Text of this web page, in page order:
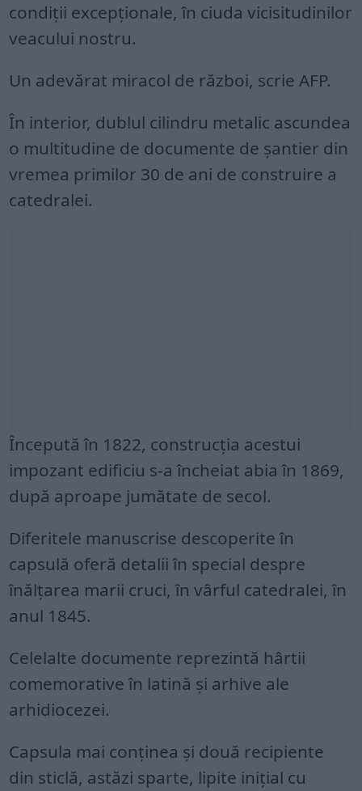
condiții excepționale, în ciuda vicisitudinilor
veacului nostru.
Un adevărat miracol de război, scrie AFP.
În interior, dublul cilindru metalic ascundea
o multitudine de documente de șantier din
vremea primilor 30 de ani de construire a
catedralei.
Începută în 1822, construcția acestui
impozant edificiu s-a încheiat abia în 1869,
după aproape jumătate de secol.
Diferitele manuscrise descoperite în
capsulă oferă detalii în special despre
înălțarea marii cruci, în vârful catedralei, în
anul 1845.
Celelalte documente reprezintă hârtii
comemorative în latină și arhive ale
arhidiocezei.
Capsula mai conținea și două recipiente
din sticlă, astăzi sparte, lipite inițial cu